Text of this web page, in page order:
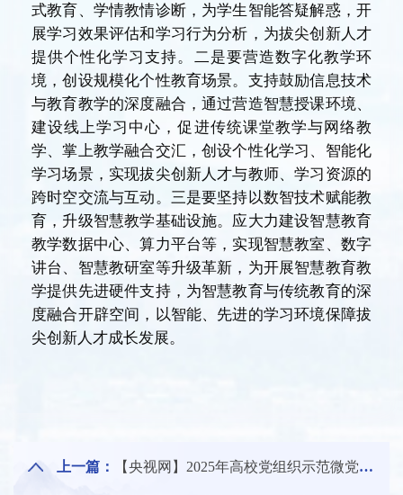
式教育、学情教情诊断，为学生智能答疑解惑，开
展学习效果评估和学习行为分析，为拔尖创新人才
提供个性化学习支持。二是要营造数字化教学环
境，创设规模化个性教育场景。支持鼓励信息技术
与教育教学的深度融合，通过营造智慧授课环境、
建设线上学习中心，促进传统课堂教学与网络教
学、掌上教学融合交汇，创设个性化学习、智能化
学习场景，实现拔尖创新人才与教师、学习资源的
跨时空交流与互动。三是要坚持以数智技术赋能教
育，升级智慧教学基础设施。应大力建设智慧教育
教学数据中心、算力平台等，实现智慧教室、数字
讲台、智慧教研室等升级革新，为开展智慧教育教
学提供先进硬件支持，为智慧教育与传统教育的深
度融合开辟空间，以智能、先进的学习环境保障拔
尖创新人才成长发展。
上一篇： 【央视网】2025年高校党组织示范微党课第1讲《党的作风建设的重要意义》